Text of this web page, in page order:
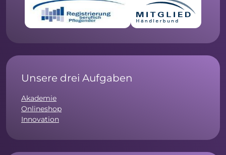
Unsere drei Aufgaben
Akademie
Onlineshop
Innovation